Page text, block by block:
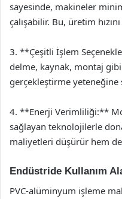
sayesinde, makineler
çalışabilir. Bu, üretim
3. **Çeşitli İşlem
delme, kaynak, montaj
gerçekleştirme yeteneğine
4. **Enerji Verimliliği:**
sağlayan teknolojilerle
maliyetleri düşürür hem
Endüstride Kullanım
PVC-alüminyum işleme